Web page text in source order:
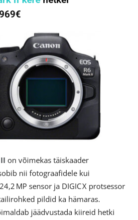
on võimekas täiskaader
nii fotograafidele kui
MP sensor ja DIGIC X protsessor
pildid ka hämaras.
jäädvustada kiireid hetki